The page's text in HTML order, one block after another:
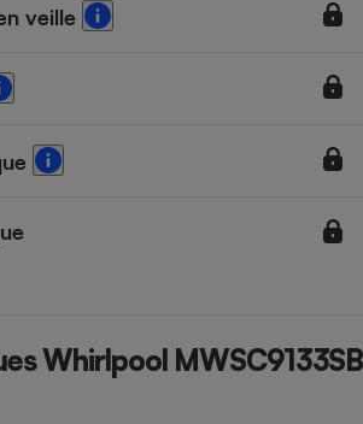
veille
Whirlpool MWSC9133SB